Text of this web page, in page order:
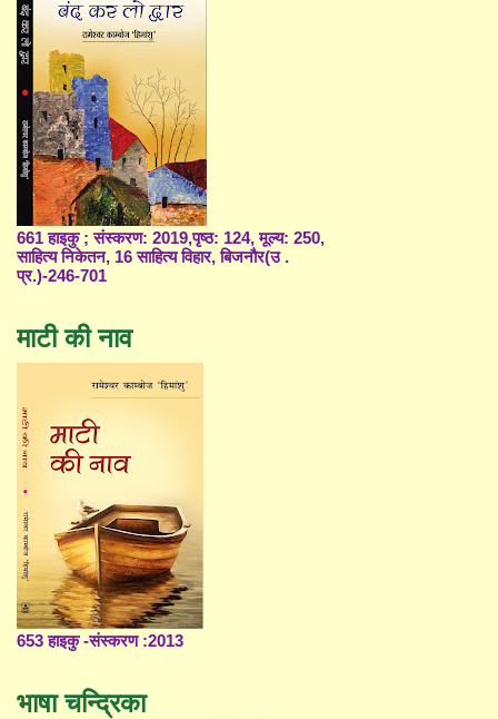
661 हाइकु ; संस्करण: 2019,पृष्ठ: 124, मूल्य: 250,
साहित्य निकेतन, 16 साहित्य विहार, बिजनौर(उ .
प्र.)-246-701
माटी की नाव
653 हाइकु -संस्करण :2013
भाषा चन्द्रिका